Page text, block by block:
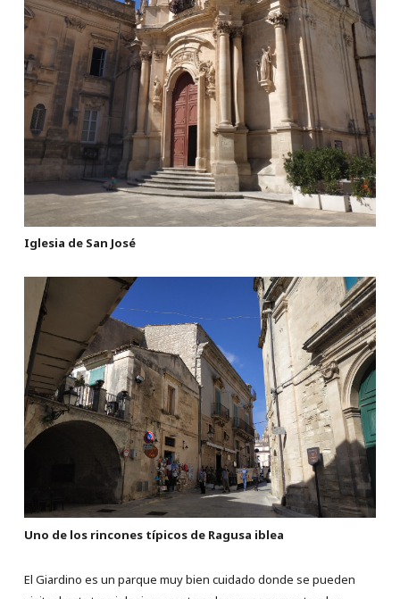
Iglesia de San José
Uno de los rincones típicos de Ragusa iblea
El Giardino es un parque muy bien cuidado donde se pueden